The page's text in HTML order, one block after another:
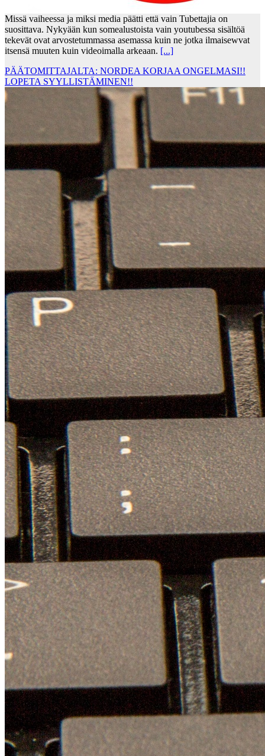
Missä vaiheessa ja miksi media päätti että vain Tubettajia on
suosittava. Nykyään kun somealustoista vain youtubessa sisältöä
tekevät ovat arvostetummassa asemassa kuin ne jotka ilmaisewvat
itsensä muuten kuin videoimalla arkeaan. [...]
PÄÄTOMITTAJALTA: NORDEA KORJAA ONGELMASI!!
LOPETA SYYLLISTÄMINEN!!